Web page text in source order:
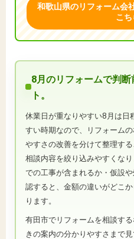
和歌山県のリフォーム会
こち
8月のリフォームで判
ト。
休業日が重なりやすい8月は日
すい時期なので、リフォーム
やすさの改善を分けて整理す
相談内容を絞り込みやすくな
での工事が含まれるか・仮設
認すると、金額の違いがどこ
ります。
有田市でリフォームを相談す
きの案内の分かりやすさまで